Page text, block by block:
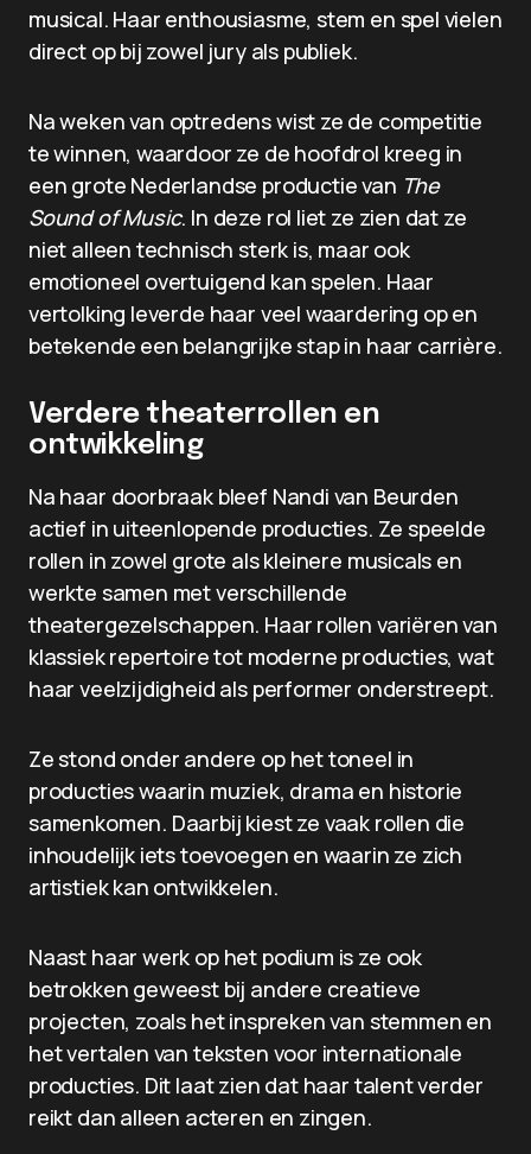
musical. Haar enthousiasme, stem en spel vielen
direct op bij zowel jury als publiek.
Na weken van optredens wist ze de competitie
te winnen, waardoor ze de hoofdrol kreeg in
een grote Nederlandse productie van The
Sound of Music. In deze rol liet ze zien dat ze
niet alleen technisch sterk is, maar ook
emotioneel overtuigend kan spelen. Haar
vertolking leverde haar veel waardering op en
betekende een belangrijke stap in haar carrière.
Verdere theaterrollen en
ontwikkeling
Na haar doorbraak bleef Nandi van Beurden
actief in uiteenlopende producties. Ze speelde
rollen in zowel grote als kleinere musicals en
werkte samen met verschillende
theatergezelschappen. Haar rollen variëren van
klassiek repertoire tot moderne producties, wat
haar veelzijdigheid als performer onderstreept.
Ze stond onder andere op het toneel in
producties waarin muziek, drama en historie
samenkomen. Daarbij kiest ze vaak rollen die
inhoudelijk iets toevoegen en waarin ze zich
artistiek kan ontwikkelen.
Naast haar werk op het podium is ze ook
betrokken geweest bij andere creatieve
projecten, zoals het inspreken van stemmen en
het vertalen van teksten voor internationale
producties. Dit laat zien dat haar talent verder
reikt dan alleen acteren en zingen.